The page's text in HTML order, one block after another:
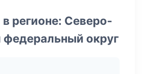
регионе: Северо-
округ